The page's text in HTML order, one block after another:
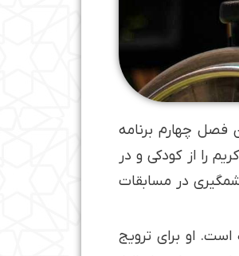
فصل چهارم برنامه
فراگیری قرآن کریم را از کودکی و در
در مسابقات
کشوری دعا، تواشیح و اذان را در سال ۱۳۸۱ به دست آورده است. او برای ترویج